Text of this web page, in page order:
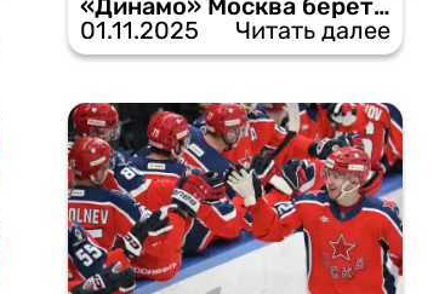
«Динамо» Москва берет верх в противостоянии с ЦСКА.
01.11.2025
Читать далее